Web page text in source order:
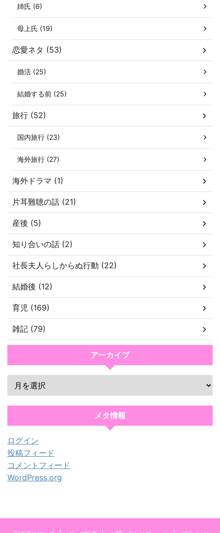
姉氏 (6)
母上氏 (19)
恋愛ネタ (53)
婚活 (25)
結婚する前 (25)
旅行 (52)
国内旅行 (23)
海外旅行 (27)
海外ドラマ (1)
片耳難聴の話 (21)
産後 (5)
知り合いの話 (2)
社長夫人らしからぬ行動 (22)
結婚後 (12)
育児 (169)
雑記 (79)
アーカイブ
メタ情報
ログイン
投稿フィード
コメントフィード
WordPress.org